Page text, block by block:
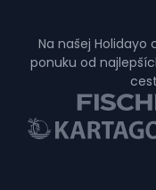
Na našej
ponuku od